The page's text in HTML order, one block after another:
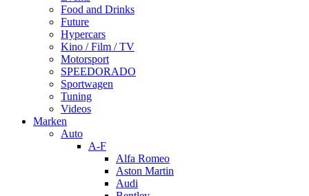
Food and Drinks
Future
Hypercars
Kino / Film / TV
Motorsport
SPEEDORADO
Sportwagen
Tuning
Videos
Marken
Auto
A-F
Alfa Romeo
Aston Martin
Audi